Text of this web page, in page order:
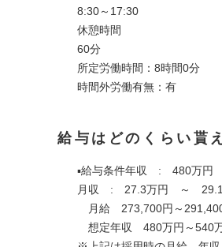
8:30～17:30
休憩時間
60分
所定労働時間：8時間0分
時間外労働有無：有
給与はどのくらい貰
▪給与条件年収 : 480万
月収 : 27.3万円 ～ 29.1
月給 273,700円～
想定年収 480万円～540